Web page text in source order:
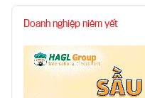
Doanh nghiệp niêm yết